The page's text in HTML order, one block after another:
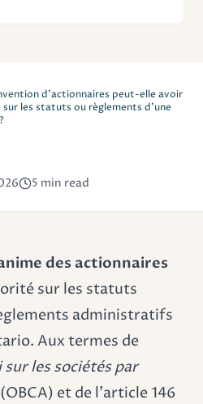
d'actionnaires peut-elle avoir
les statuts ou règlements d'une
5 min read
des actionnaires
sur les statuts
administratifs
Aux termes de
sur les sociétés par
et de l'article 146